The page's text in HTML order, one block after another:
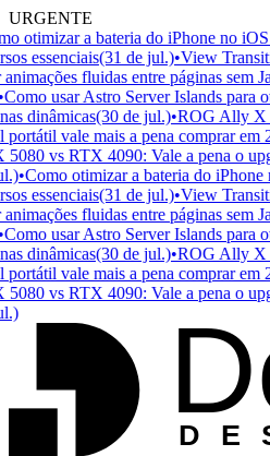
URGENTE
otimizar a bateria do iPhone no iOS
essenciais(31 de jul.)•View
fluidas entre páginas sem
usar Astro Server Islands para
dinâmicas(30 de jul.)•ROG Ally X
vale mais a pena comprar em
vs RTX 4090: Vale a pena o
•Como otimizar a bateria do iPhone
essenciais(31 de jul.)•View
fluidas entre páginas sem
usar Astro Server Islands para
dinâmicas(30 de jul.)•ROG Ally X
vale mais a pena comprar em
vs RTX 4090: Vale a pena o
D